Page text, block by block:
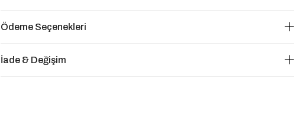
Ödeme Seçenekleri
İade & Değişim